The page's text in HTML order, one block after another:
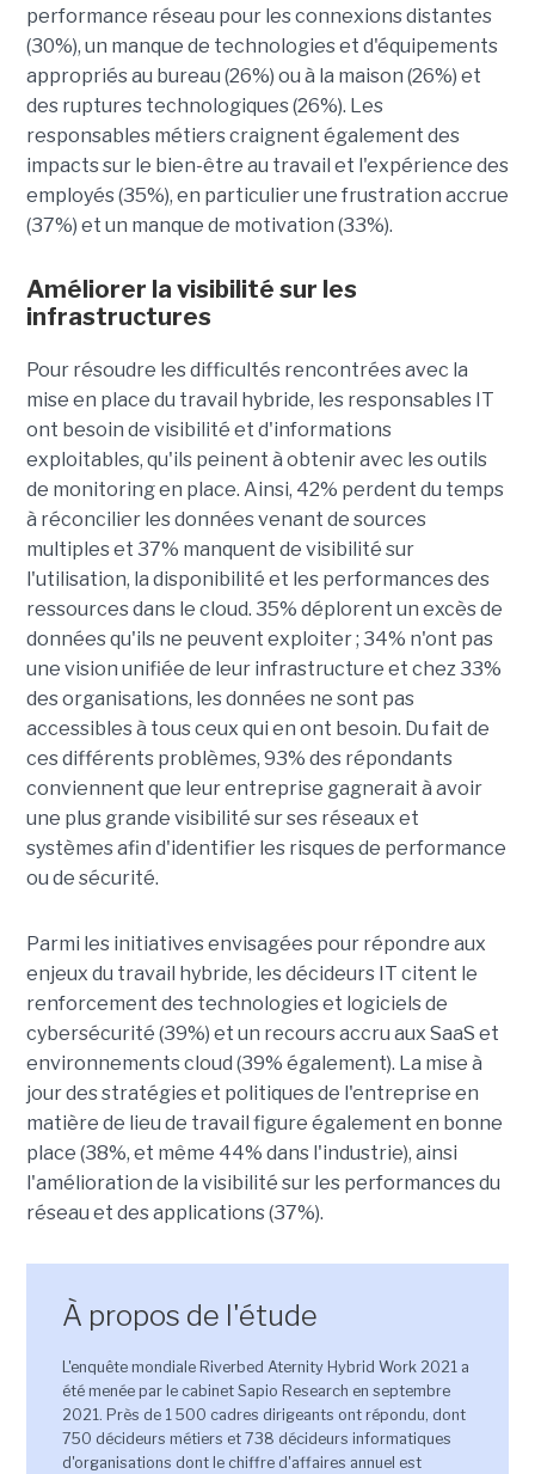
performance réseau pour les connexions distantes
(30%), un manque de technologies et d'équipements
appropriés au bureau (26%) ou à la maison (26%) et
des ruptures technologiques (26%). Les
responsables métiers craignent également des
impacts sur le bien-être au travail et l'expérience des
employés (35%), en particulier une frustration accrue
(37%) et un manque de motivation (33%).
Améliorer la visibilité sur les
infrastructures
Pour résoudre les difficultés rencontrées avec la
mise en place du travail hybride, les responsables IT
ont besoin de visibilité et d'informations
exploitables, qu'ils peinent à obtenir avec les outils
de monitoring en place. Ainsi, 42% perdent du temps
à réconcilier les données venant de sources
multiples et 37% manquent de visibilité sur
l'utilisation, la disponibilité et les performances des
ressources dans le cloud. 35% déplorent un excès de
données qu'ils ne peuvent exploiter ; 34% n'ont pas
une vision unifiée de leur infrastructure et chez 33%
des organisations, les données ne sont pas
accessibles à tous ceux qui en ont besoin. Du fait de
ces différents problèmes, 93% des répondants
conviennent que leur entreprise gagnerait à avoir
une plus grande visibilité sur ses réseaux et
systèmes afin d'identifier les risques de performance
ou de sécurité.
Parmi les initiatives envisagées pour répondre aux
enjeux du travail hybride, les décideurs IT citent le
renforcement des technologies et logiciels de
cybersécurité (39%) et un recours accru aux SaaS et
environnements cloud (39% également). La mise à
jour des stratégies et politiques de l'entreprise en
matière de lieu de travail figure également en bonne
place (38%, et même 44% dans l'industrie), ainsi
l'amélioration de la visibilité sur les performances du
réseau et des applications (37%).
À propos de l'étude
L'enquête mondiale Riverbed Aternity Hybrid Work 2021 a
été menée par le cabinet Sapio Research en septembre
2021. Près de 1 500 cadres dirigeants ont répondu, dont
750 décideurs métiers et 738 décideurs informatiques
d'organisations dont le chiffre d'affaires annuel est